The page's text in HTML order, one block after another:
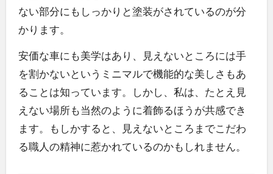
ない部分にもしっかりと塗装がされているのが分
かります。
安価な車にも美学はあり、見えないところには手
を割かないというミニマルで機能的な美しさもあ
ることは知っています。しかし、私は、たとえ見
えない場所も当然のように着飾るほうが共感でき
ます。もしかすると、見えないところまでこだわ
る職人の精神に惹かれているのかもしれません。